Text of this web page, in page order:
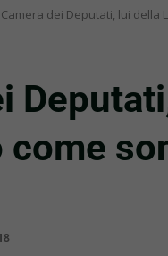
Camera dei Deputati, lui della
come